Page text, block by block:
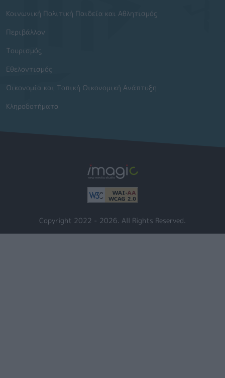
Κοινωνική Πολιτική Παιδεία και Αθλητισμός
Περιβάλλον
Τουρισμός
Εθελοντισμός
Οικονομία και Τοπική Οικονομική Ανάπτυξη
Κληροδοτήματα
Copyright 2022 - 2026. All Rights Reserved.